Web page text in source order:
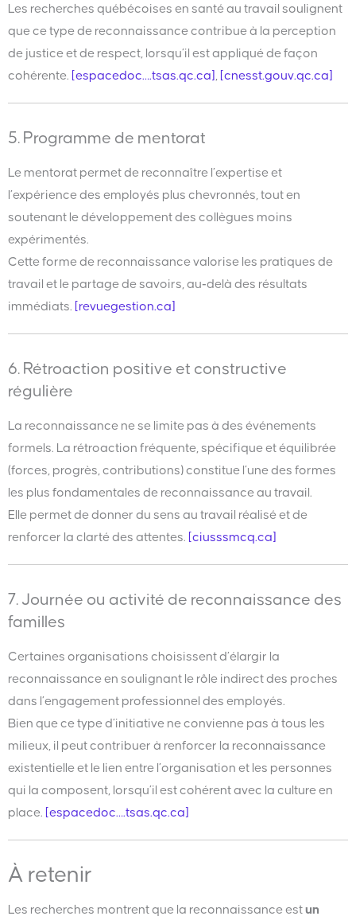
Les recherches québécoises en santé au travail soulignent
que ce type de reconnaissance contribue à la perception
de justice et de respect, lorsqu’il est appliqué de façon
cohérente. [espacedoc….tsas.qc.ca] [cnesst.gouv.qc.ca]
5. Programme de mentorat
Le mentorat permet de reconnaître l’expertise et
l’expérience des employés plus chevronnés, tout en
soutenant le développement des collègues moins
expérimentés.
Cette forme de reconnaissance valorise les pratiques de
travail et le partage de savoirs, au‑delà des résultats
immédiats.
[revuegestion.ca]
6. Rétroaction positive et constructive
régulière
La reconnaissance ne se limite pas à des événements
formels. La rétroaction fréquente, spécifique et équilibrée
(forces, progrès, contributions) constitue l’une des formes
les plus fondamentales de reconnaissance au travail.
Elle permet de donner du sens au travail réalisé et de
renforcer la clarté des attentes. [ciusssmcq.ca]
7. Journée ou activité de reconnaissance des
familles
Certaines organisations choisissent d’élargir la
reconnaissance en soulignant le rôle indirect des proches
dans l’engagement professionnel des employés.
Bien que ce type d’initiative ne convienne pas à tous les
milieux, il peut contribuer à renforcer la reconnaissance
existentielle et le lien entre l’organisation et les personnes
qui la composent, lorsqu’il est cohérent avec la culture en
place. [espacedoc….tsas.qc.ca]
À retenir
Les recherches montrent que la reconnaissance estun